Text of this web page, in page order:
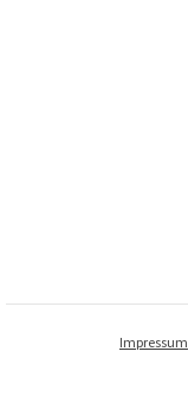
Impressum